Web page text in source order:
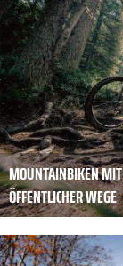
MOUNTAINBIKEN MIT
ÖFFENTLICHER WEGE